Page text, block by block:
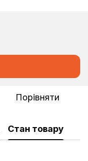
Порівняти
Стан товару